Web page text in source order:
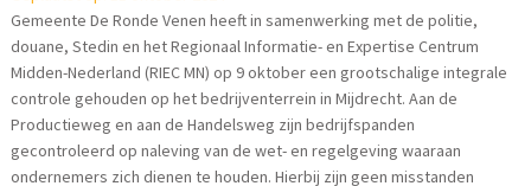
Gemeente De Ronde Venen heeft in samenwerking met de politie,
douane, Stedin en het Regionaal Informatie- en Expertise Centrum
Midden-Nederland (RIEC MN) op 9 oktober een grootschalige integrale
controle gehouden op het bedrijventerrein in Mijdrecht. Aan de
Productieweg en aan de Handelsweg zijn bedrijfspanden
gecontroleerd op naleving van de wet- en regelgeving waaraan
ondernemers zich dienen te houden. Hierbij zijn geen misstanden